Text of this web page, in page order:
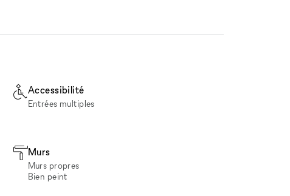
Accessibilité
Entrées multiples
Murs
Murs propres
Bien peint